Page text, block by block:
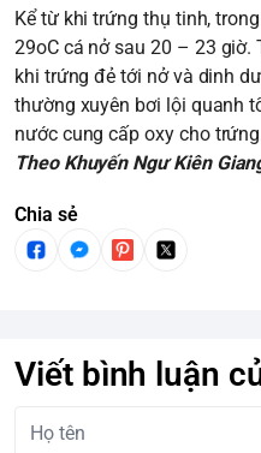
Kể từ khi trứng thụ tinh,
29oC cá nở sau 20 – 23
khi trứng đẻ tới nở và dinh
thường xuyên bơi lội quanh
nước cung cấp oxy cho
Theo Khuyến Ngư Kiên
Chia sẻ
Viết bình luận